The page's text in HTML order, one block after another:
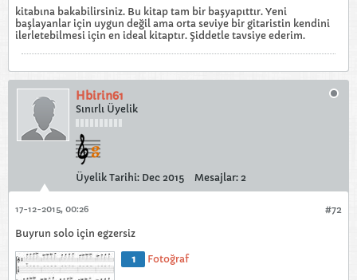
kitabına bakabilirsiniz. Bu kitap tam bir başyapıttır. Yeni
başlayanlar için uygun değil ama orta seviye bir gitaristin kendini
ilerletebilmesi için en ideal kitaptır. Şiddetle tavsiye ederim.
Hbirin61
Sınırlı Üyelik
Üyelik Tarihi: Dec 2015 Mesajlar: 2
#72
17-12-2015, 00:26
Buyrun solo için egzersiz
1 Fotoğraf